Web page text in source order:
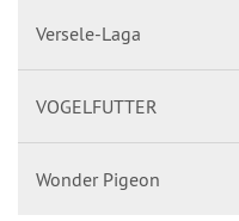
Versele-Laga
VOGELFUTTER
Wonder Pigeon